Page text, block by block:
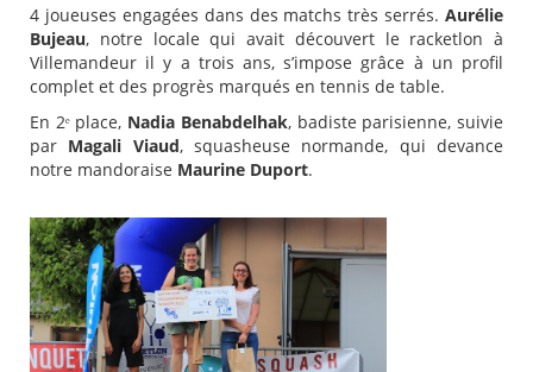
4 joueuses engagées dans des matchs très serrés. Aurélie
Bujeau, notre locale qui avait découvert le racketlon à
Villemandeur il y a trois ans, s’impose grâce à un profil
complet et des progrès marqués en tennis de table.
En 2ᵉ place, Nadia Benabdelhak, badiste parisienne, suivie
par Magali Viaud, squasheuse normande, qui devance
notre mandoraise Maurine Duport.